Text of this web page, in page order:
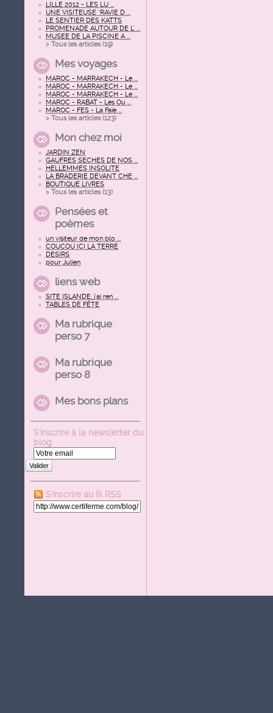
LILLE 2012 - LES LU ...
UNE VISITEUSE "RAVIE D ...
LE SENTIER DES KATTS
PROMENADE AUTOUR DE L' ...
MUSEE DE LA PISCINE A ...
> Tous les articles (19)
Mes voyages
MAROC - MARRAKECH - Le ...
MAROC - MARRAKECH - Le ...
MAROC - MARRAKECH - Le ...
MAROC - RABAT - Les Ou ...
MAROC - FES - La Faïe ...
> Tous les articles (123)
Mon chez moi
JARDIN ZEN
GAUFRES SECHES DE NOS ...
HELLEMMES INSOLITE
LA BRADERIE DEVANT CHE ...
BOUTIQUE LIVRES
> Tous les articles (13)
Pensées et
poèmes
un visiteur de mon blo ...
COUCOU ICI LA TERRE
DESIRS
pour Julien
liens web
SITE ISLANDE, j'ai ren ...
TABLES DE FÊTE
Ma rubrique
perso 7
Ma rubrique
perso 8
Mes bons plans
S'inscrire à la newsletter du
blog
Valider
S'inscrire au fil RSS